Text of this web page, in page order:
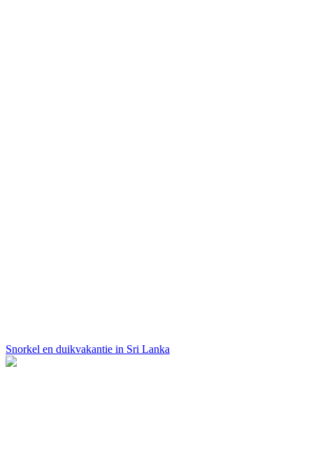
Snorkel en duikvakantie in Sri Lanka